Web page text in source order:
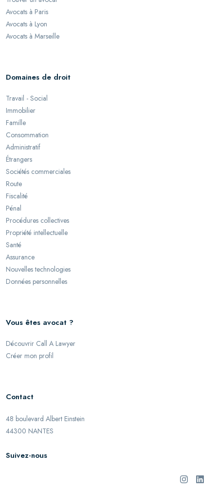
Avocats à Paris
Avocats à Lyon
Avocats à Marseille
Domaines de droit
Travail - Social
Immobilier
Famille
Consommation
Administratif
Étrangers
Sociétés commerciales
Route
Fiscalité
Pénal
Procédures collectives
Propriété intellectuelle
Santé
Assurance
Nouvelles technologies
Données personnelles
Vous êtes avocat ?
Découvrir Call A Lawyer
Créer mon profil
Contact
48 boulevard Albert Einstein
44300 NANTES
Suivez-nous